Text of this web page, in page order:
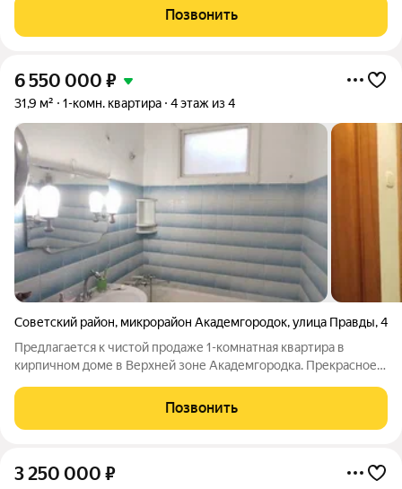
№364, ТД Гранд, супермаркет Магнит, Пятереочка, аптеки и
другие объкты
Позвонить
6 550 000 ₽
31,9 м² 1-комн. квартира 4 этаж из 4
Советский район, микрорайон Академгородок,улица Правды,4
Предлагается к чистой продаже 1-комнатная квартира в
кирпичном доме в Верхней зоне Академгородка. Прекрасное
тупиковый, тишина и покой. Благодаря высокому этажу
квартира очень солнечная,
Позвонить
3 250 000 ₽